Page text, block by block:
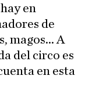
en
de
magos... A
del circo es
en esta